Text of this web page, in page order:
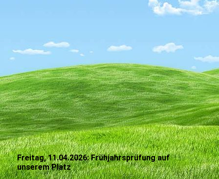
Freitag, 11.04.2026: Frühjahrsprüfung auf
unserem Platz